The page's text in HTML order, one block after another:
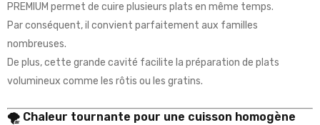
PREMIUM permet de cuire plusieurs plats en même temps.
Par conséquent, il convient parfaitement aux familles
nombreuses.
De plus, cette grande cavité facilite la préparation de plats
volumineux comme les rôtis ou les gratins.
🌪️ Chaleur tournante pour une cuisson homogène